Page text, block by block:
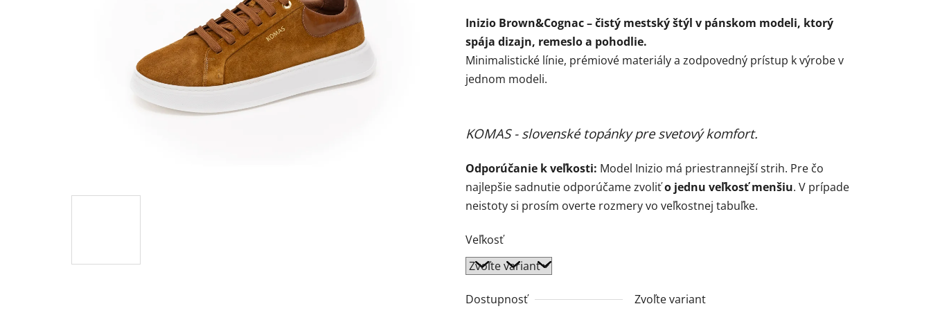
je
0,0
z
5
Inizio Brown&Cognac – čistý mestský štýl v pánskom modeli, ktorý
spája dizajn, remeslo a pohodlie.
Minimalistické línie, prémiové materiály a zodpovedný prístup k výrobe v
jednom modeli.
KOMAS - slovenské topánky pre svetový komfort.
Odporúčanie k veľkosti: Model Inizio má priestrannejší strih. Pre čo
najlepšie sadnutie odporúčame zvoliťo jednu veľkosť menšiu. V prípade
neistoty si prosím overte rozmery vo veľkostnej tabuľke.
Veľkosť
Dostupnosť Zvoľte variant